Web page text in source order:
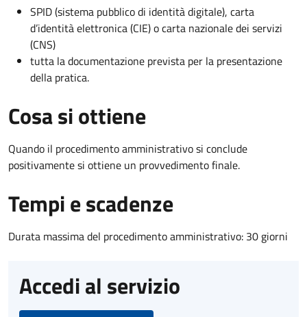
SPID (sistema pubblico di identità digitale), carta
d’identità elettronica (CIE) o carta nazionale dei servizi
(CNS)
tutta la documentazione prevista per la presentazione
della pratica.
Cosa si ottiene
Quando il procedimento amministrativo si conclude
positivamente si ottiene un provvedimento finale.
Tempi e scadenze
Durata massima del procedimento amministrativo: 30 giorni
Accedi al servizio